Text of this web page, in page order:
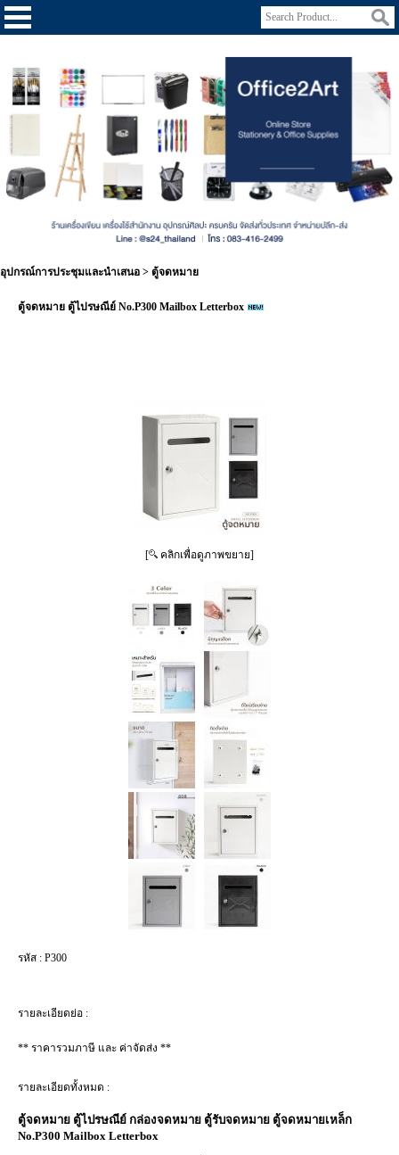
อุปกรณ์การประชุมและนำเสนอ > ตู้จดหมาย
ตู้จดหมาย ตู้ไปรษณีย์ No.P300 Mailbox Letterbox
[ คลิกเพื่อดูภาพขยาย]
รหัส : P300
รายละเอียดย่อ :
** ราคารวมภาษี และ ค่าจัดส่ง **
รายละเอียดทั้งหมด :
ตู้จดหมาย ตู้ไปรษณีย์ กล่องจดหมาย ตู้รับจดหมาย ตู้จดหมายเหล็ก
No.P300 Mailbox Letterbox